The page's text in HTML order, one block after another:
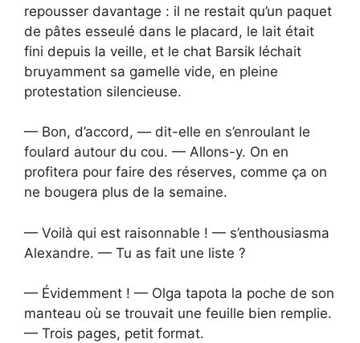
repousser davantage : il ne restait qu’un paquet
de pâtes esseulé dans le placard, le lait était
fini depuis la veille, et le chat Barsik léchait
bruyamment sa gamelle vide, en pleine
protestation silencieuse.
— Bon, d’accord, — dit-elle en s’enroulant le
foulard autour du cou. — Allons-y. On en
profitera pour faire des réserves, comme ça on
ne bougera plus de la semaine.
— Voilà qui est raisonnable ! — s’enthousiasma
Alexandre. — Tu as fait une liste ?
— Évidemment ! — Olga tapota la poche de son
manteau où se trouvait une feuille bien remplie.
— Trois pages, petit format.